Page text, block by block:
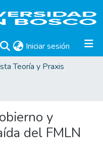
Iniciar sesión (current)
Teoría y Praxis
y
del FMLN